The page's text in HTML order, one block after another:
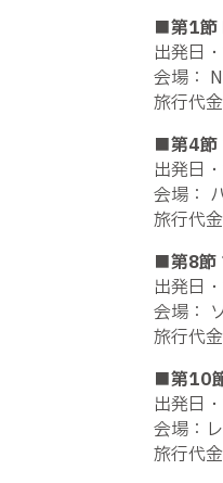
■第1節
出発日
会場：
旅行代
■第4節
出発日
会場：
旅行代
■第8節
出発日
会場：
旅行代
■第10
出発日
会場：
旅行代